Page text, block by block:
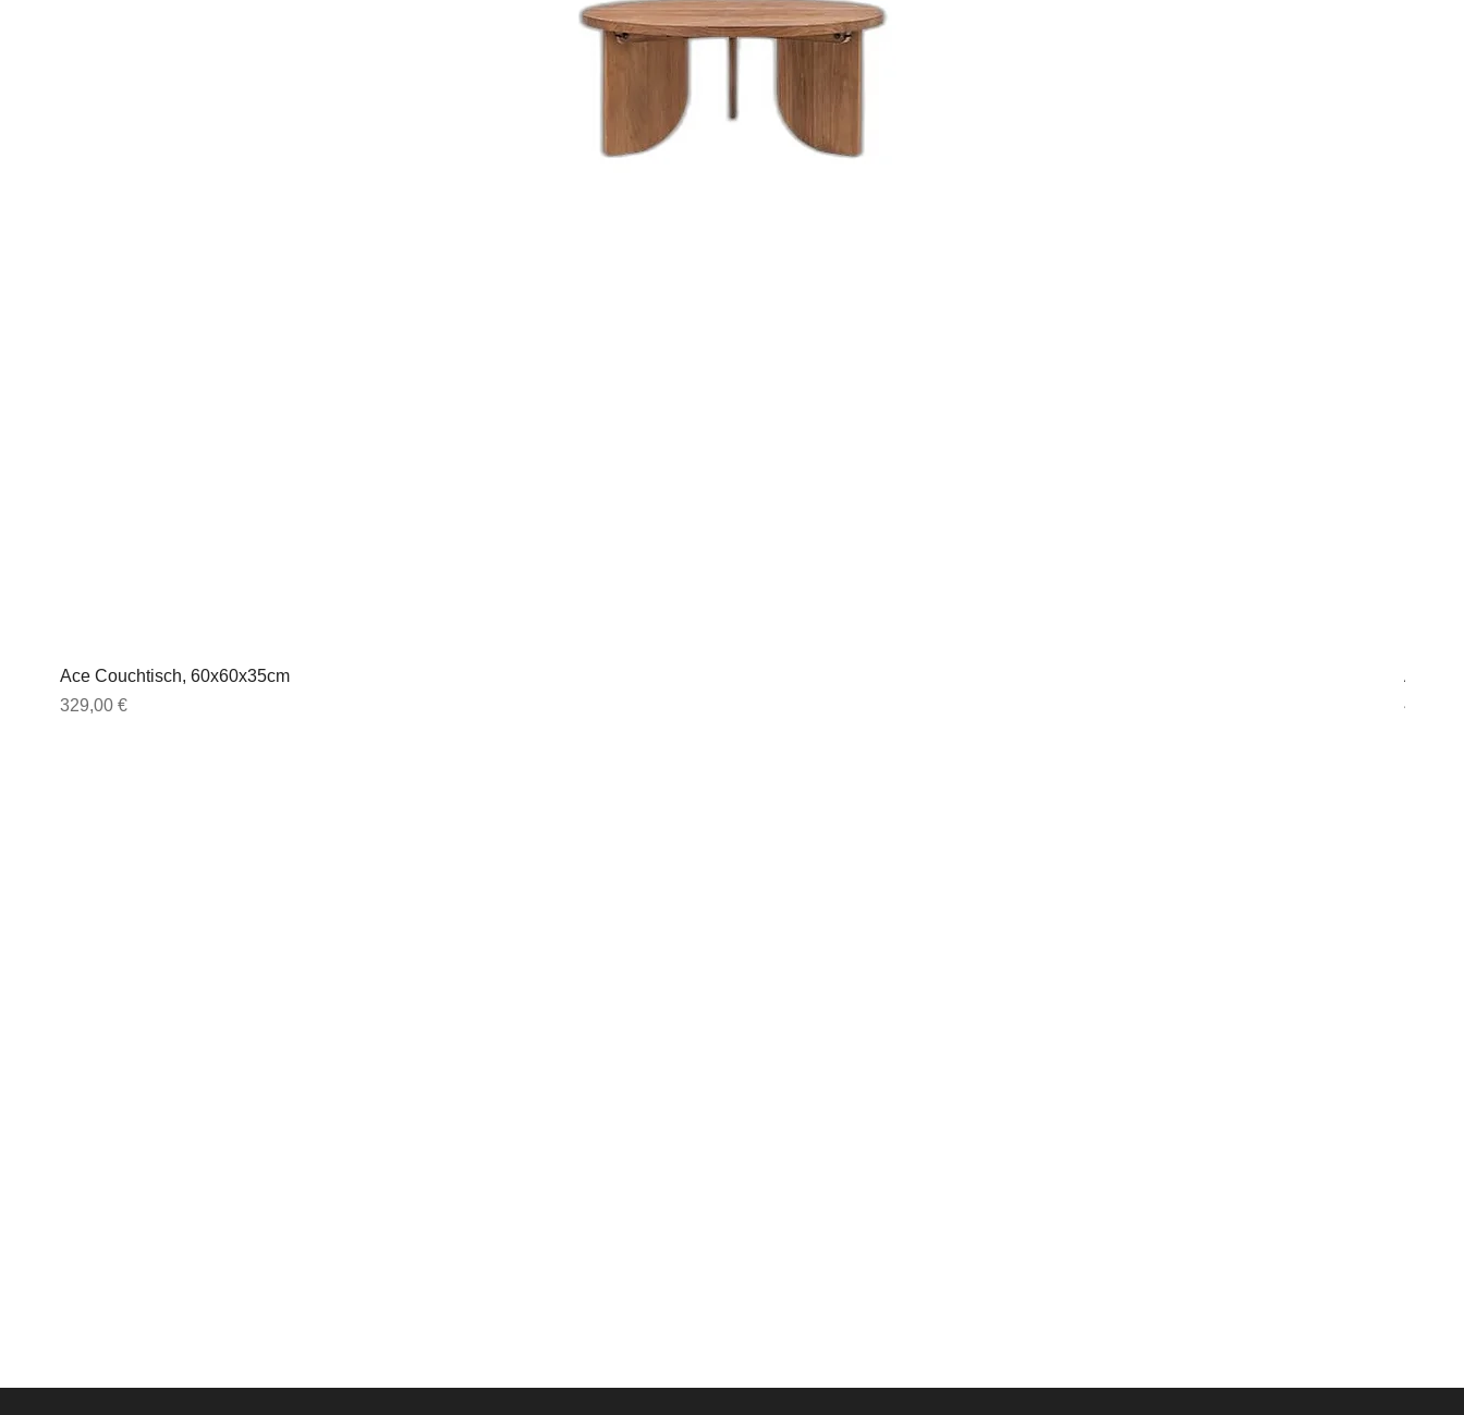
Ace Couchtisch, 60x60x35cm
Preis
329,00 €
Ace
Preis
449,00